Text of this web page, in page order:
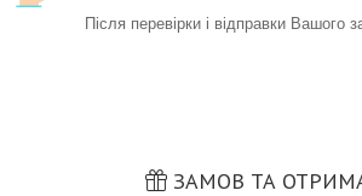
Після перевірки і відправки
ЗАМОВ ТА